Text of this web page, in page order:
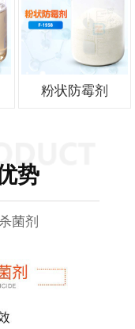
粉状防霉剂
势
菌剂